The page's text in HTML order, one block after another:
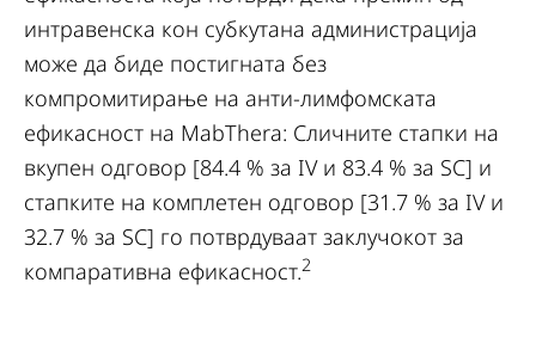
интравенска кон субкутана администрација
може да биде постигната без
компромитирање на анти-лимфомската
ефикасност на MabThera: Сличните стапки на
вкупен одговор [84.4 % за IV и 83.4 % за SC] и
стапките на комплетен одговор [31.7 % за IV и
32.7 % за SC] го потврдуваат заклучокот за
компаративна ефикасност.2